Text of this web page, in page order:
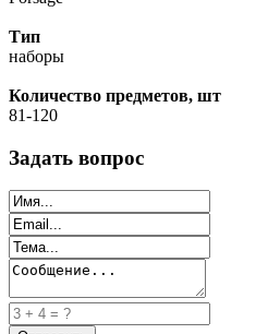
Тип
наборы
Количество предметов, шт
81-120
Задать вопрос